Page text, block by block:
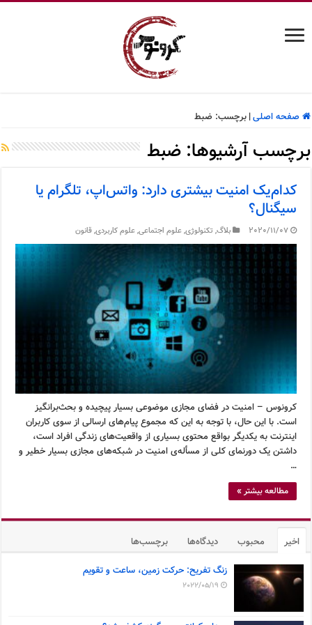
صفحه اصلی| برچسب: ضبط
برچسب آرشیوها:ضبط
کدام‌یک امنیت بیشتری دارد: واتس‌اپ، تلگرام یا
سیگنال؟
2020/11/07 بلاگ, تکنولوژی,علوم اجتماعی,علوم کاربردی,قانون
کرونوس – امنیت در فضای مجازی موضوعی بسیار پیچیده و بحث‌برانگیز
است. با این حال، با توجه به این که مجموع پیام‌های ارسالی از سوی کاربران
اینترنت به یکدیگر بواقع محتوی بسیاری از واقعیت‌های زندگی افراد است،
داشتن یک دورنمای کلی از مسأله‌ی امنیت در شبکه‌های مجازی بسیار خطیر و
…
مطالعه بیشتر »
اخیر محبوب دیدگاه‌ها برچسب‌ها
زنگ تفریح: حرکت زمین، ساعت و تقویم
2022/05/19